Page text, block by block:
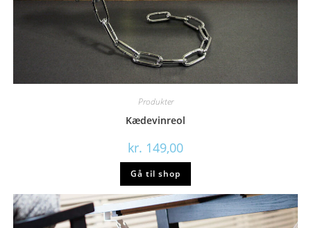
Produkter
Kædevinreol
kr. 149,00
Gå til shop